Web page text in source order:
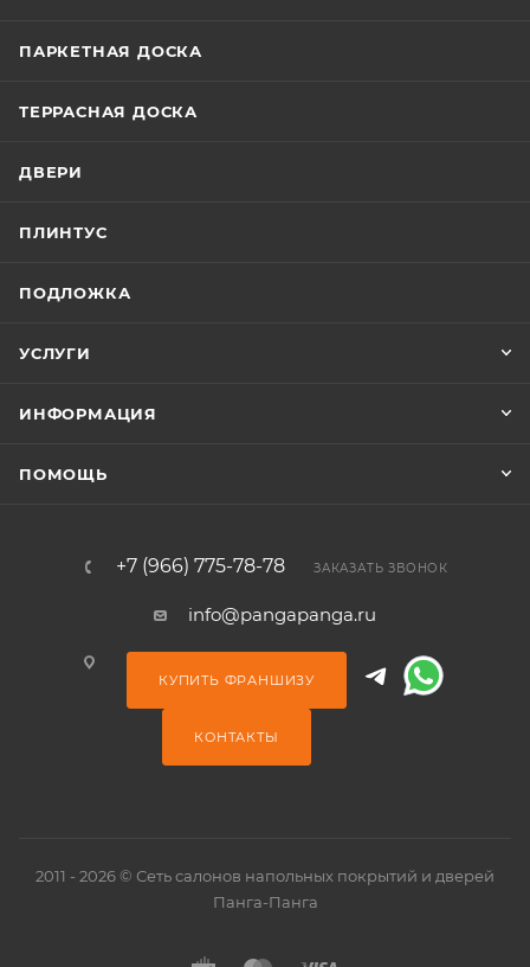
ПАРКЕТНАЯ ДОСКА
ТЕРРАСНАЯ ДОСКА
ДВЕРИ
ПЛИНТУС
ПОДЛОЖКА
УСЛУГИ
ИНФОРМАЦИЯ
ПОМОЩЬ
+7 (966) 775-78-78 ЗАКАЗАТЬ ЗВОНОК
info@pangapanga.ru
КУПИТЬ ФРАНШИЗУ
КОНТАКТЫ
2011 - 2026 © Сеть салонов напольных покрытий и дверей
Панга-Панга